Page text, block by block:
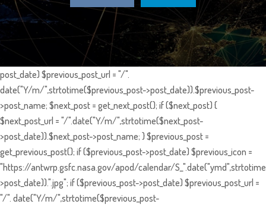
post_date) $previous_post_url = "/".
date("Y/m/",strtotime($previous_post->post_date)).$previous_post-
>post_name; $next_post = get_next_post(); if ($next_post) {
$next_post_url = "/".date("Y/m/",strtotime($next_post-
>post_date)).$next_post->post_name; } $previous_post =
get_previous_post(); if ($previous_post->post_date) $previous_icon =
"https://antwrp.gsfc.nasa.gov/apod/calendar/
>post_date)).".jpg"; if ($previous_post->post_date) $previous_post_url =
"/". date("Y/m/",strtotime($previous_post-